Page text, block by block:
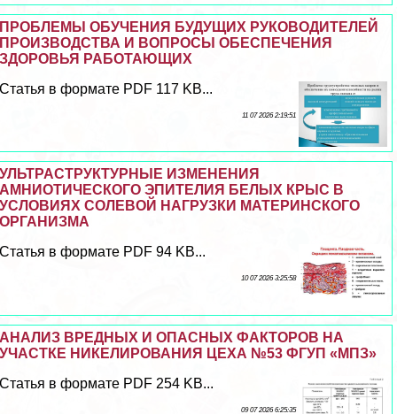
ПРОБЛЕМЫ ОБУЧЕНИЯ БУДУЩИХ РУКОВОДИТЕЛЕЙ
ПРОИЗВОДСТВА И ВОПРОСЫ ОБЕСПЕЧЕНИЯ
ЗДОРОВЬЯ РАБОТАЮЩИХ
Статья в формате PDF 117 KB...
11 07 2026 2:19:51
УЛЬТРАСТРУКТУРНЫЕ ИЗМЕНЕНИЯ
АМНИОТИЧЕСКОГО ЭПИТЕЛИЯ БЕЛЫХ КРЫС В
УСЛОВИЯХ СОЛЕВОЙ НАГРУЗКИ МАТЕРИНСКОГО
ОРГАНИЗМА
Статья в формате PDF 94 KB...
10 07 2026 3:25:58
АНАЛИЗ ВРЕДНЫХ И ОПАСНЫХ ФАКТОРОВ НА
УЧАСТКЕ НИКЕЛИРОВАНИЯ ЦЕХА №53 ФГУП «МПЗ»
Статья в формате PDF 254 KB...
09 07 2026 6:25:35